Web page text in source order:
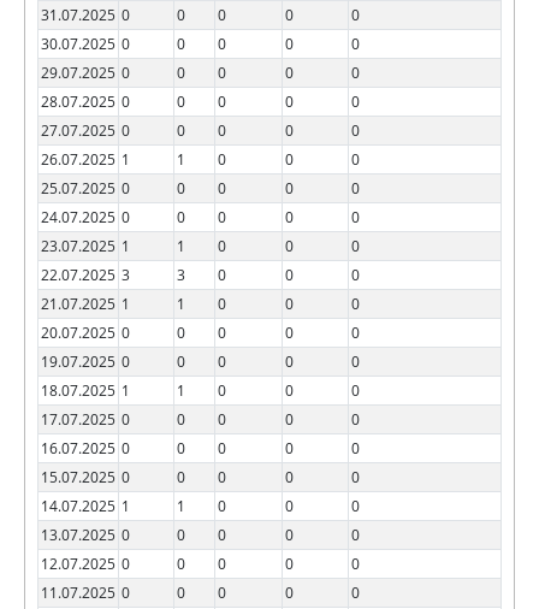
31.07.2025 0 0 0 0
0
30.07.2025 0 0 0 0
0
29.07.2025 0 0 0 0
0
28.07.2025 0 0 0 0
0
27.07.2025 0 0 0 0
0
26.07.2025 1 1 0 0
0
25.07.2025 0 0 0 0
0
24.07.2025 0 0 0 0
0
23.07.2025 1 1 0 0
0
22.07.2025 3 3 0 0
0
21.07.2025 1 1 0 0
0
20.07.2025 0 0 0 0
0
19.07.2025 0 0 0 0
0
18.07.2025 1 1 0 0
0
17.07.2025 0 0 0 0
0
16.07.2025 0 0 0 0
0
15.07.2025 0 0 0 0
0
14.07.2025 1 1 0 0
0
13.07.2025 0 0 0 0
0
12.07.2025 0 0 0 0
0
11.07.2025 0 0 0 0
0